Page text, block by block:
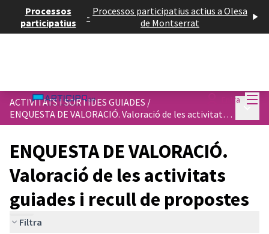
Processos
participatius
- Processos participatius actius a Olesa
de Montserrat
Entra
ACTIVITATS I SORTIDES GUIADES /
ENQUESTA DE VALORACIÓ. Valoració de les activitats guiades i recull de propostes
ENQUESTA DE VALORACIÓ.
Valoració de les activitats
guiades i recull de propostes
Filtra